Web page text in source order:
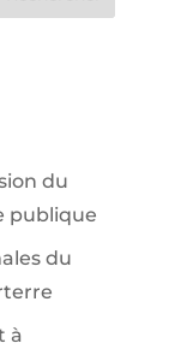
du
publique
du
à